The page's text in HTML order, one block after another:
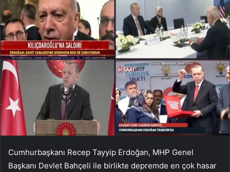
Cumhurbaşkanı Recep Tayyip Erdoğan, MHP Genel
Başkanı Devlet Bahçeli ile birlikte depremde en çok hasar